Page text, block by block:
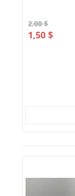
2,00 $
1,50 $